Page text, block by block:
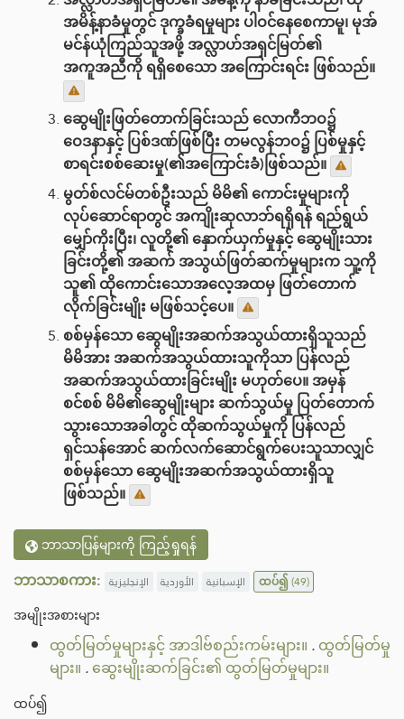
အမိန့်နာခံမှုတွင် ဒုက္ခခံရမှုများ ပါဝင်နေစေကာမူ၊ မုအ်
မင်န်ယုံကြည်သူအဖို့ အလ္လာဟ်အရှင်မြတ်၏
အကူအညီကို ရရှိစေသော အကြောင်းရင်း ဖြစ်သည်။
ဆွေမျိုးဖြတ်တောက်ခြင်းသည် လောကီဘဝ၌
ဝေဒနာနှင့် ပြစ်ဒဏ်ဖြစ်ပြီး တမလွန်ဘဝ၌ ပြစ်မှုနှင့်
စာရင်းစစ်ဆေးမှု(၏အကြောင်းခံ)ဖြစ်သည်။
မွတ်စ်လင်မ်တစ်ဦးသည် မိမိ၏ ကောင်းမှုများကို
လုပ်ဆောင်ရာတွင် အကျိုးဆုလာဘ်ရရှိရန် ရည်ရွယ်
မျှော်ကိုးပြီး၊ လူတို့၏ နှောက်ယှက်မှုနှင့် ဆွေမျိုးသား
ခြင်းတို့၏ အဆက် အသွယ်ဖြတ်‌ဆက်မှုများက သူ့ကို
သူ၏ ထိုကောင်းသောအလေ့အထမှ ဖြတ်တောက်
လိုက်ခြင်းမျိုး မဖြစ်သင့်ပေ။
စစ်မှန်သော ဆွေမျိုးအဆက်အသွယ်ထားရှိသူသည်
မိမိအား အဆက်အသွယ်ထားသူကိုသာ ပြန်လည်
အဆက်အသွယ်ထားခြင်းမျိုး မဟုတ်ပေ။ အမှန်
စင်စစ် မိမိ၏ဆွေမျိုးများ ဆက်သွယ်မှု ပြတ်တောက်
သွားသောအခါတွင် ထိုဆက်သွယ်မှုကို ပြန်လည်
ရှင်သန်အောင် ဆက်လက်ဆောင်ရွက်ပေးသူသာလျှင်
စစ်မှန်သော ဆွေမျိုးအဆက်အသွယ်ထားရှိသူ
ဖြစ်သည်။
ဘာသာပြန်များကို ကြည့်ရှုရန်
ဘာသာစကား: الإنجليزية الأوردية الإسبانية ထပ်၍(49)
အမျိုးအစားများ
ထွတ်မြတ်မှုများနှင့် အာဒါဗ်စည်းကမ်းများ။ .ထွတ်မြတ်မှု
များ။ .ဆွေးမျိုးဆက်ခြင်း၏ ထွတ်မြတ်မှုများ။
ထပ်၍